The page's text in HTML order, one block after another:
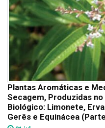
Plantas Aromáticas e
Secagem, Produzidas
Biológico: Limonete,
Gerês e Equinácea